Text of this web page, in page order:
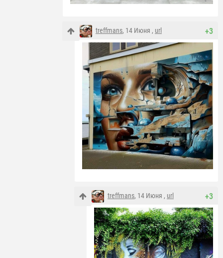
+3
treffmans, 14 Июня , url
+3
treffmans, 14 Июня , url